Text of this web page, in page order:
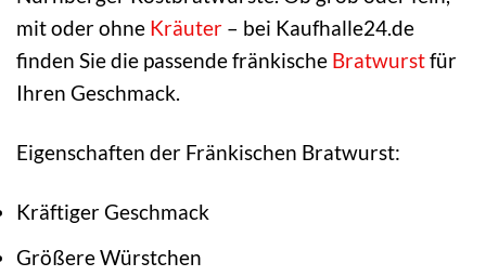
mit oder ohne Kräuter – bei Kaufhalle24.de
finden Sie die passende fränkische Bratwurstfür
Ihren Geschmack.
Eigenschaften der Fränkischen Bratwurst:
Kräftiger Geschmack
Größere Würstchen